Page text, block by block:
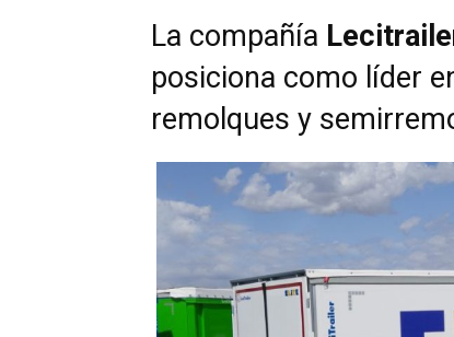
La compañía
posiciona como líder
remolques y